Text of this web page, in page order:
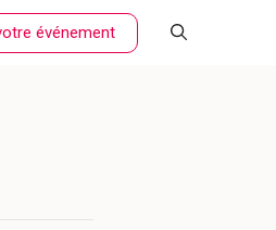
événement